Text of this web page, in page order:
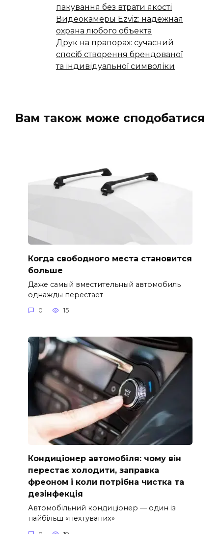
пакування без втрати якості
Видеокамеры Ezviz: надежная
охрана любого объекта
Друк на прапорах: сучасний
спосіб створення брендованої
та індивідуальної символіки
Вам також може сподобатися
Когда свободного места становится
больше
Даже самый вместительный автомобиль
однажды перестает
0 15
Кондиціонер автомобіля: чому він
перестає холодити, заправка
фреоном і коли потрібна чистка та
дезінфекція
Автомобільний кондиціонер — один із
найбільш «нехтуваних»